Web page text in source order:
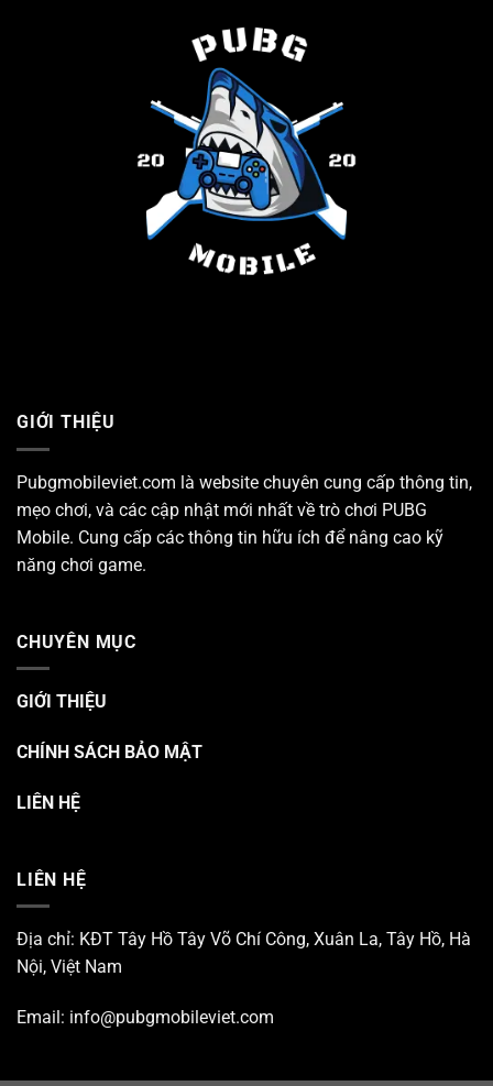
GIỚI THIỆU
Pubgmobileviet.com là website chuyên cung cấp thông tin,
mẹo chơi, và các cập nhật mới nhất về trò chơi PUBG
Mobile. Cung cấp các thông tin hữu ích để nâng cao kỹ
năng chơi game.
CHUYÊN MỤC
GIỚI THIỆU
CHÍNH SÁCH BẢO MẬT
LIÊN HỆ
LIÊN HỆ
Địa chỉ: KĐT Tây Hồ Tây Võ Chí Công, Xuân La, Tây Hồ, Hà
Nội, Việt Nam
Email: info@pubgmobileviet.com